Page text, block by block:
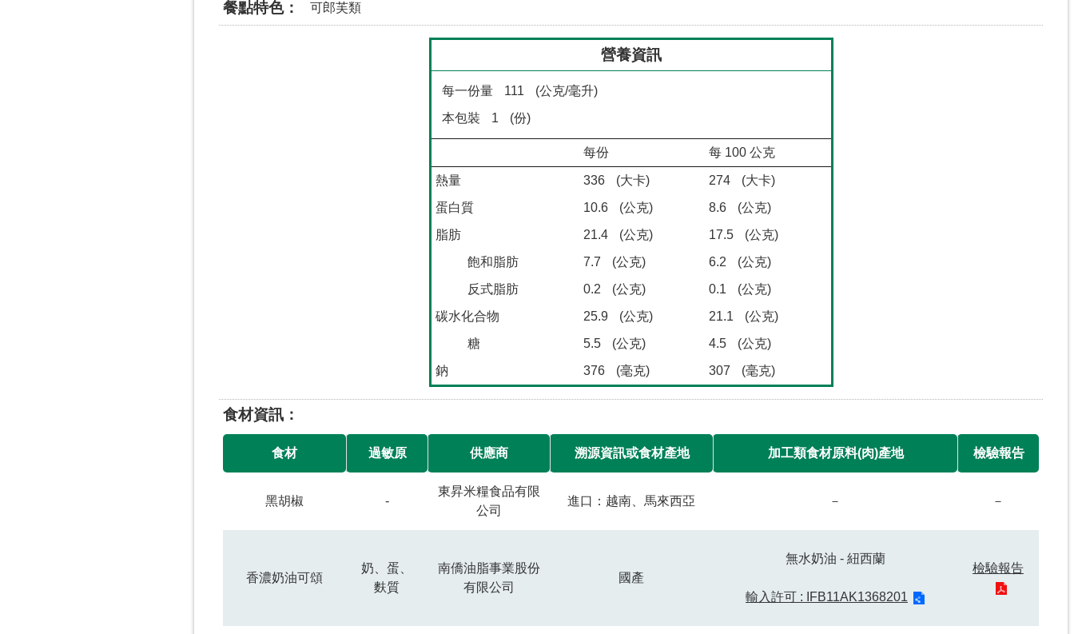
餐點特色 可郎芙類
營養資訊
每一份量 111
(公克/毫升)
本包裝
1 (份)
每份 每 100 公克
熱量 336 (大卡) 274
(大卡)
蛋白質
10.6 (公克) 8.6
(公克)
脂肪
21.4 (公克) 17.5
(公克)
飽和脂肪
7.7 (公克) 6.2
(公克)
反式脂肪
0.2 (公克) 0.1
(公克)
碳水化合物
25.9 (公克) 21.1
(公克)
糖
5.5 (公克) 4.5
(公克)
鈉
376 (毫克) 307 (毫克)
食材資訊
食材 過敏原 供應商 溯源資訊或食材產地 加工類食材原料(肉)產地 檢驗報告
黑胡椒 -
東昇米糧食品有限
公司
進口：越南、馬來西亞 － －
香濃奶油可頌
奶、蛋、
麩質
南僑油脂事業股份
有限公司
國產
無水奶油 - 紐西蘭
輸入許可 : IFB11AK1368201
檢驗報告